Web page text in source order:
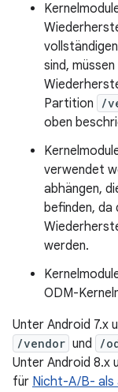
sind,
Partition
/
oben
verwendet
abhängen,
befinden, da
werden.
ODM-
Unter Android 7.x
/vendor und /
Unter Android 8.x
für Nicht-A/B- als